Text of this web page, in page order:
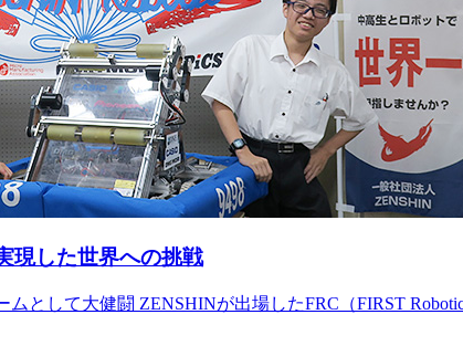
現した世界への挑戦
として大健闘 ZENSHINが出場したFRC（FIRST